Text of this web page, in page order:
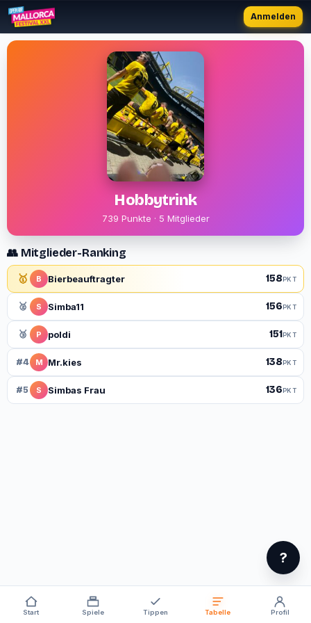
Anmelden
Hobbytrink
739 Punkte · 5 Mitglieder
👥 Mitglieder-Ranking
🥇 B Bierbeauftragter 158PKT
🥈 S Simba11 156PKT
🥉 P poldi 151PKT
#4 M Mr.kies 138PKT
#5 S Simbas Frau 136PKT
Start Spiele Tippen Tabelle Profil
?